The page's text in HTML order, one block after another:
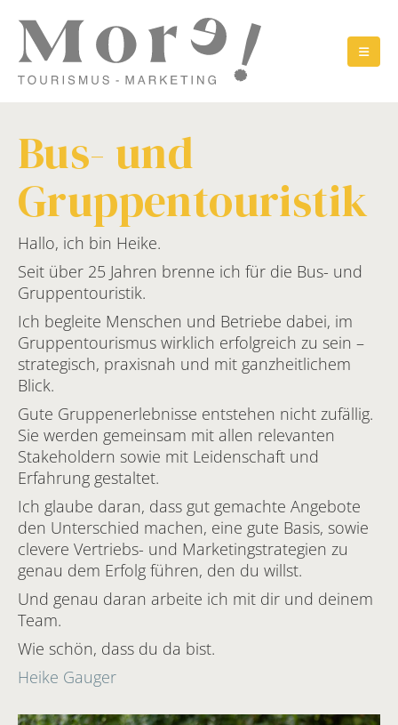
Bus- und
Gruppentouristik
Hallo, ich bin Heike.
Seit über 25 Jahren brenne ich für die Bus- und
Gruppentouristik.
Ich begleite Menschen und Betriebe dabei, im
Gruppentourismus wirklich erfolgreich zu sein –
strategisch, praxisnah und mit ganzheitlichem
Blick.
Gute Gruppenerlebnisse entstehen nicht zufällig.
Sie werden gemeinsam mit allen relevanten
Stakeholdern sowie mit Leidenschaft und
Erfahrung gestaltet.
Ich glaube daran, dass gut gemachte Angebote
den Unterschied machen, eine gute Basis, sowie
clevere Vertriebs- und Marketingstrategien zu
genau dem Erfolg führen, den du willst.
Und genau daran arbeite ich mit dir und deinem
Team.
Wie schön, dass du da bist.
Heike Gauger